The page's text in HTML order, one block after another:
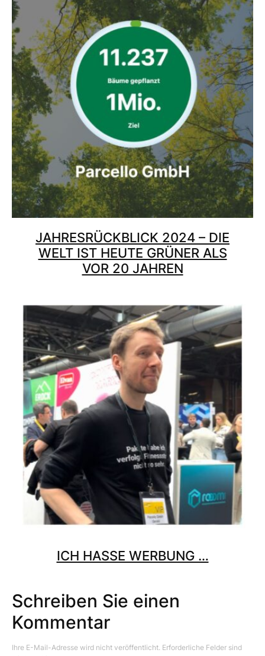
JAHRESRÜCKBLICK 2024 – DIE
WELT IST HEUTE GRÜNER ALS
VOR 20 JAHREN
ICH HASSE WERBUNG …
Schreiben Sie einen
Kommentar
Ihre E-Mail-Adresse wird nicht veröffentlicht. Erforderliche Felder sind